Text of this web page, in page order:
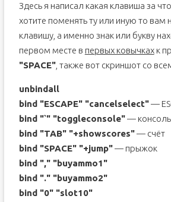
Здесь я написал какая клавиша за
хотите поменять ту или иную то вам
клавишу, а именно знак или букву
первом месте в первых ковычкахк
"SPACE", также вот скриншот со
unbindall
bind "ESCAPE" "cancelselect"—
bind "`" "toggleconsole"— консоль
bind "TAB" "+showscores"— счёт
bind "SPACE" "+jump"— прыжок
bind "," "buyammo1"
bind "." "buyammo2"
bind "0" "slot10"